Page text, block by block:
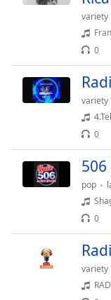
TypeLIVE
liveLIVE
Remaining
Descriptions
descriptions
variety
0
variety
0
pop
0
variety